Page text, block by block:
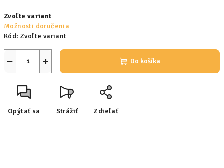
cena:
Zvoľte variant
Možnosti doručenia
Kód: Zvoľte variant
+
− Do košíka
Opýtať sa Strážiť Zdieľať